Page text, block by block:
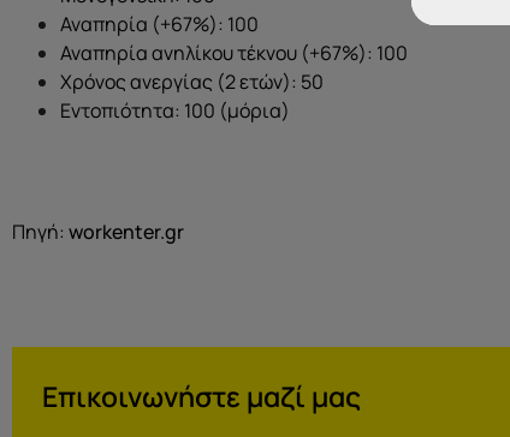
Αναπηρία (+67%): 100
Αναπηρία ανηλίκου τέκνου (+67%): 100
Χρόνος ανεργίας (2 ετών): 50
Εντοπιότητα: 100 (μόρια)
Πηγή: workenter.gr
Επικοινωνήστε μαζί μας